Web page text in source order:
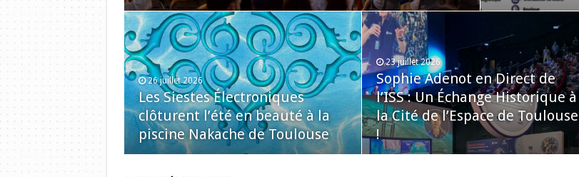
26 juillet 2026
Les Siestes Électroniques
clôturent l’été en beauté à la
piscine Nakache de Toulouse
23 juillet 2026
Sophie Adenot en Direct de
l’ISS : Un Échange Historique à
la Cité de l’Espace de Toulouse
!